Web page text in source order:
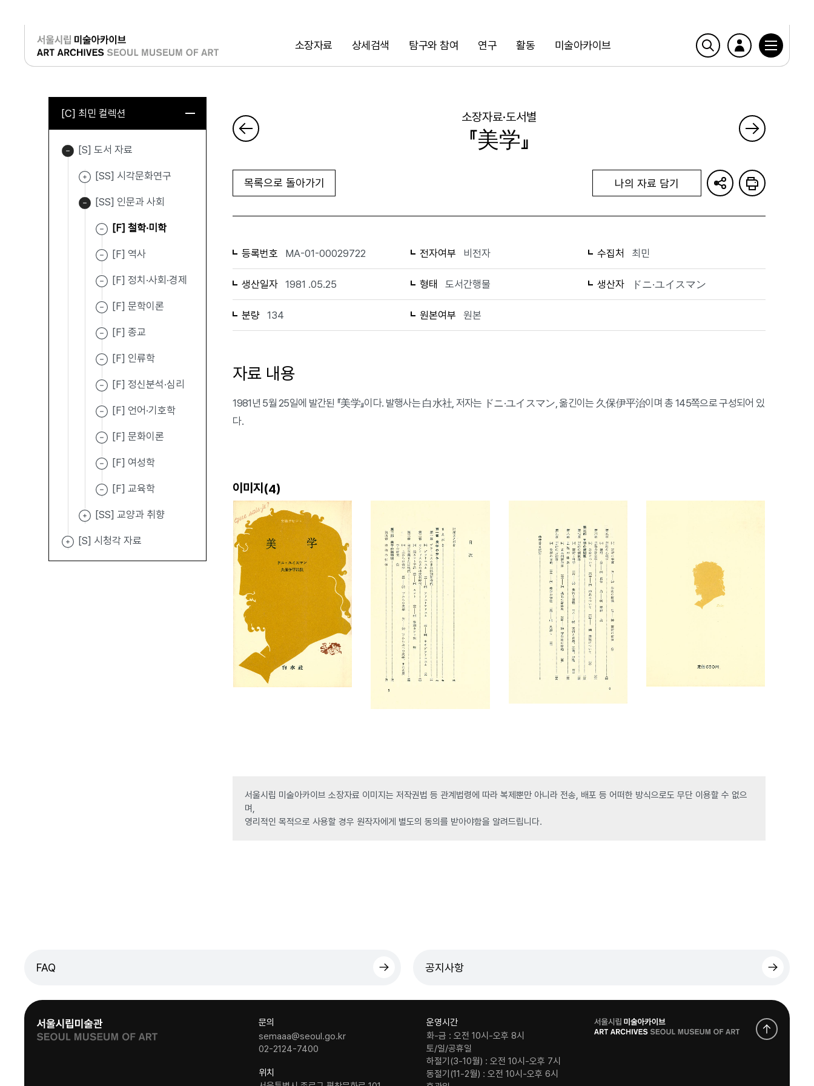
소장자료 상세검색 탐구와 참여 연구 활동 미술아카이브
검색
로그인
[C] 최민 컬렉션
[S] 도서 자료
[SS] 시각문화연구
[SS] 인문과 사회
[F] 철학·미학
[F] 역사
[F] 정치·사회·경제
[F] 문학이론
[F] 종교
[F] 인류학
[F] 정신분석·심리
[F] 언어·기호학
[F] 문화이론
[F] 여성학
[F] 교육학
[SS] 교양과 취향
[S] 시청각 자료
소장자료·도서별
『美学』
목록으로 돌아가기 나의 자료 담기
등록번호 MA-01-00029722 전자여부 비전자 수집처 최민
생산일자 1981 .05.25 형태 도서간행물 생산자 ドニ·ユイスマン
분량 134 원본여부 원본
자료 내용
1981년 5월 25일에 발간된 『美学』이다. 발행사는 白水社, 저자는 ドニ·ユイスマン, 옮긴이는 久保伊平治이며 총 145쪽으로 구성되어 있
다.
이미지(4)
서울시립 미술아카이브 소장자료 이미지는 저작권법 등 관계법령에 따라 복제뿐만 아니라 전송, 배포 등 어떠한 방식으로도 무단 이용할 수 없으
며,
영리적인 목적으로 사용할 경우 원작자에게 별도의 동의를 받아야함을 알려드립니다.
FAQ 공지사항
문의
semaaa@seoul.go.kr
02-2124-7400
위치
운영시간
화-금 : 오전 10시-오후 8시
토/일/공휴일
하절기(3-10월) : 오전 10시-오후 7시
동절기(11-2월) : 오전 10시-오후 6시
로
고